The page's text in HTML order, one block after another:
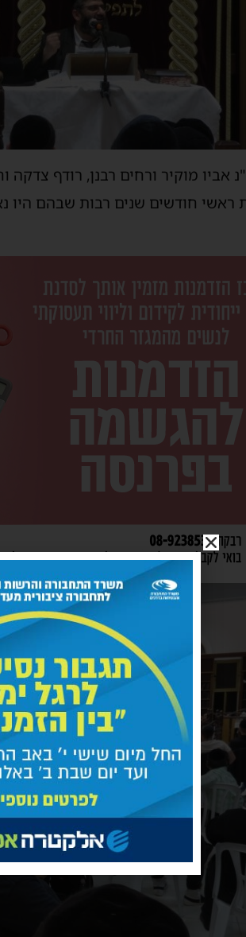
אביו מוקיר ורחים רבנן, רודף
ראשי חודשים שנים רבות שבהם היו